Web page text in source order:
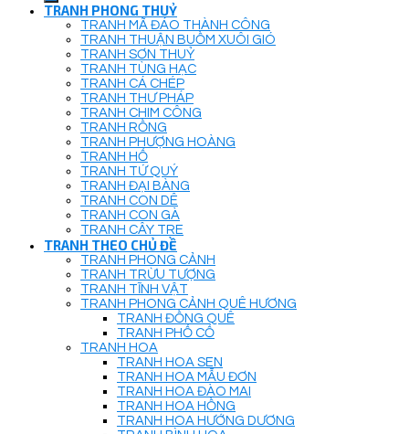
TRANH PHONG THUỶ
TRANH MÃ ĐÁO THÀNH CÔNG
TRANH THUẬN BUỒM XUÔI GIÓ
TRANH SƠN THUỶ
TRANH TÙNG HẠC
TRANH CÁ CHÉP
TRANH THƯ PHÁP
TRANH CHIM CÔNG
TRANH RỒNG
TRANH PHƯỢNG HOÀNG
TRANH HỔ
TRANH TỨ QUÝ
TRANH ĐẠI BÀNG
TRANH CON DÊ
TRANH CON GÀ
TRANH CÂY TRE
TRANH THEO CHỦ ĐỀ
TRANH PHONG CẢNH
TRANH TRỪU TƯỢNG
TRANH TĨNH VẬT
TRANH PHONG CẢNH QUÊ HƯƠNG
TRANH ĐỒNG QUÊ
TRANH PHỐ CỔ
TRANH HOA
TRANH HOA SEN
TRANH HOA MẪU ĐƠN
TRANH HOA ĐÀO MAI
TRANH HOA HỒNG
TRANH HOA HƯỚNG DƯƠNG